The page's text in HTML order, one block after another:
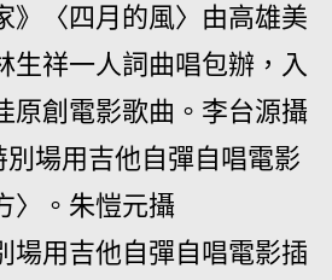
》〈四月的風〉由高雄美
生祥一人詞曲唱包辦，入
原創電影歌曲。李台源攝
場用吉他自彈自唱電影插